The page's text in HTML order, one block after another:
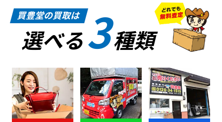
買豊堂の買取は
選べる3種類